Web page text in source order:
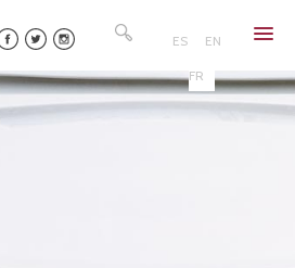
to
ES EN
FR